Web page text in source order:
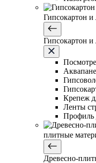
Гипсокартон
Гипсокартон
Крепеж
Ленты
Профиль
плитные
Древесно-